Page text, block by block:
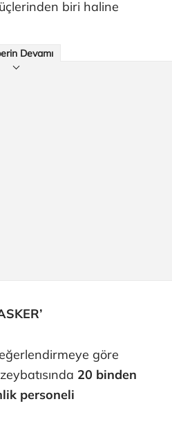
biri haline
Devamı
göre
20 binden
personeli